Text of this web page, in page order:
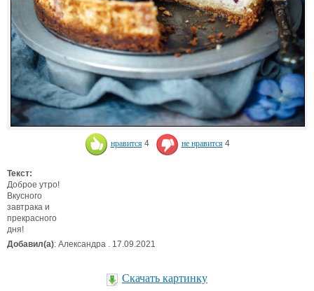
нравится 4 не нравится 4
Текст:
Доброе утро!
Вкусного
завтрака и
прекрасного
дня!
Добавил(а): Александра . 17.09.2021
Скачать картинку